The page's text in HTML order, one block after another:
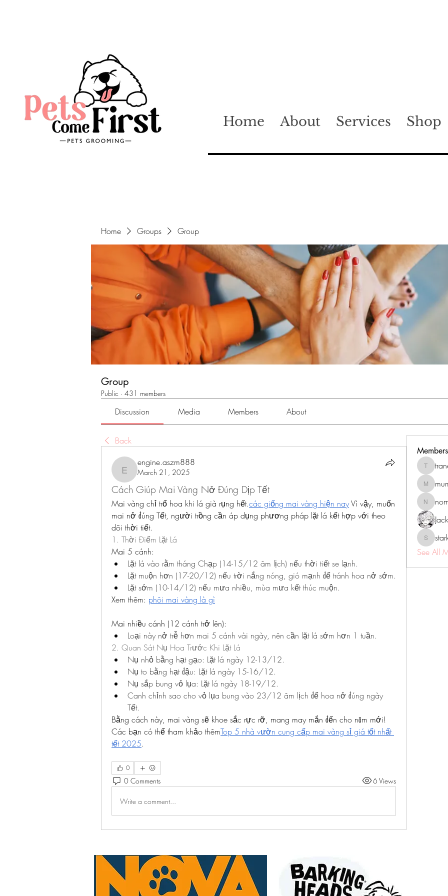
Home About Services Shop
Home Groups Group
Group
Public · 431 members
Discussion Media Members About
Back
engine.aszm888
engine.aszm888
March 21, 2025
Cách Giúp Mai Vàng Nở Đúng Dịp Tết
Mai vàng chỉ trổ hoa khi lá già rụng hết.các giống mai vàng hiện nay Vì vậy, muốn
mai nở đúng Tết, người trồng cần áp dụng phương pháp lặt lá kết hợp với theo
dõi thời tiết.
1. Thời Điểm Lặt Lá
Mai 5 cánh:
Lặt lá vào rằm tháng Chạp (14-15/12 âm lịch) nếu thời tiết se lạnh.
Lặt muộn hơn (17-20/12) nếu trời nắng nóng, gió mạnh để tránh hoa nở sớm.
Lặt sớm (10-14/12) nếu mưa nhiều, mùa mưa kết thúc muộn.
Xem thêm: phôi mai vàng là gì
Mai nhiều cánh (12 cánh trở lên):
Loại này nở trễ hơn mai 5 cánh vài ngày, nên cần lặt lá sớm hơn 1 tuần.
2. Quan Sát Nụ Hoa Trước Khi Lặt Lá
Nụ nhỏ bằng hạt gạo: Lặt lá ngày 12-13/12.
Nụ to bằng hạt đậu: Lặt lá ngày 15-16/12.
Nụ sắp bung vỏ lụa: Lặt lá ngày 18-19/12.
Canh chỉnh sao cho vỏ lụa bung vào 23/12 âm lịch để hoa nở đúng ngày
Tết.
Bằng cách này, mai vàng sẽ khoe sắc rực rỡ, mang may mắn đến cho năm mới!
Các bạn có thể tham khảo thêmTop 5 nhà vườn cung cấp mai vàng sỉ giá tốt nhất
tết 2025.
0
0 Comments 6 Views
Write a comment...
Members
See All